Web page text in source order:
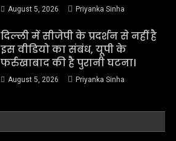
August 5, 2026 Priyanka Sinha
दिल्ली में सीजेपी के प्रदर्शन से नहीं है
इस वीडियो का संबंध, यूपी के
फर्रुखाबाद की है पुरानी घटना।
August 5, 2026 Priyanka Sinha